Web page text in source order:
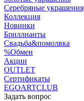
Серебряные украшения
Коллекция
Новинки
Бриллианты
Свадьба&помолвка
%Обмен
Акции
OUTLET
Сертификаты
EGOARTCLUB
Задать вопрос